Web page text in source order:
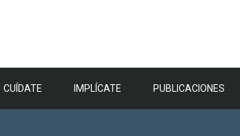
CUÍDATE IMPLÍCATE PUBLICACIONES